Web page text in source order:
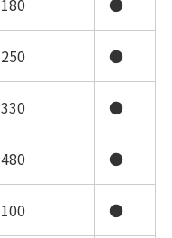
180 ●
250 ●
330 ●
480 ●
100 ●